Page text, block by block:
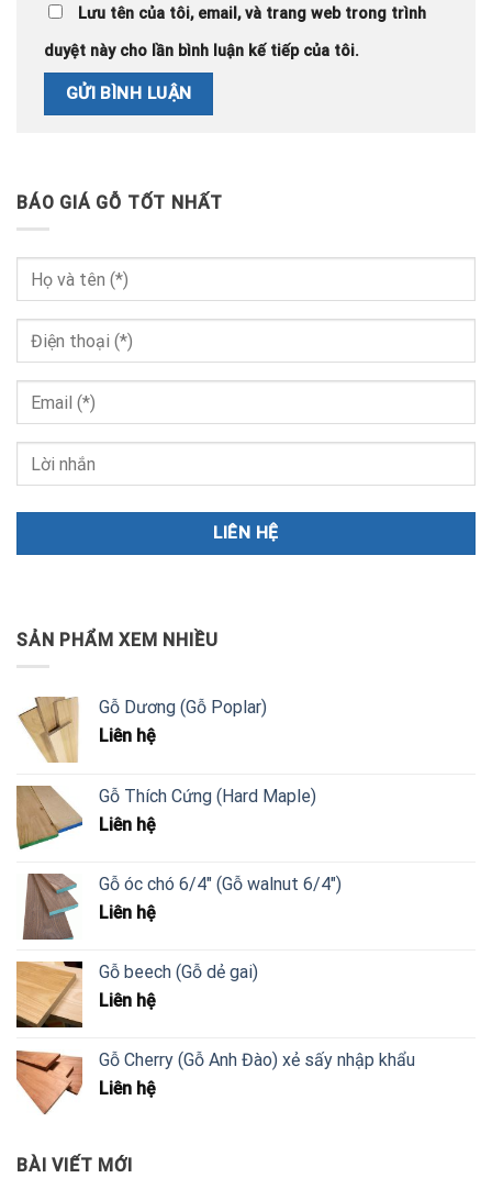
Lưu tên của tôi, email, và trang web trong trình
duyệt này cho lần bình luận kế tiếp của tôi.
BÁO GIÁ GỖ TỐT NHẤT
SẢN PHẨM XEM NHIỀU
Gỗ Dương (Gỗ Poplar)
Liên hệ
Gỗ Thích Cứng (Hard Maple)
Liên hệ
Gỗ óc chó 6/4" (Gỗ walnut 6/4")
Liên hệ
Gỗ beech (Gỗ dẻ gai)
Liên hệ
Gỗ Cherry (Gỗ Anh Đào) xẻ sấy nhập khẩu
Liên hệ
BÀI VIẾT MỚI